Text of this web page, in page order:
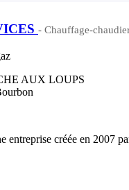
- Chauffage-
AUX LOUPS
entreprise créée en 2007